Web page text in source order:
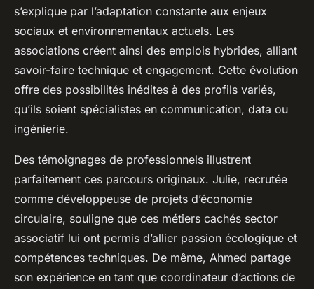
s’explique par l’adaptation constante aux enjeux
sociaux et environnementaux actuels. Les
associations créent ainsi des emplois hybrides, alliant
savoir-faire technique et engagement. Cette évolution
offre des possibilités inédites à des profils variés,
qu’ils soient spécialistes en communication, data ou
ingénierie.
Des témoignages de professionnels illustrent
parfaitement ces parcours originaux. Julie, recrutée
comme développeuse de projets d’économie
circulaire, souligne que ces métiers cachés sector
associatif lui ont permis d’allier passion écologique et
compétences techniques. De même, Ahmed partage
son expérience en tant que coordinateur d’actions de